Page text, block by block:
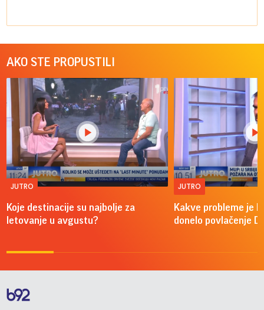
AKO STE PROPUSTILI
JUTRO
Koje destinacije su najbolje za
letovanje u avgustu?
JUTRO
Kakve probleme je
donelo povlačenje